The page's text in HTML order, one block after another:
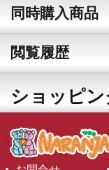
同時購入商品
閲覧履歴
ショッピ